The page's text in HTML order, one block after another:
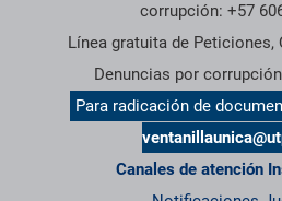
corrupción: +57
Línea gratuita de Peticiones,
Denuncias por
Para radicación de
Canales de atención